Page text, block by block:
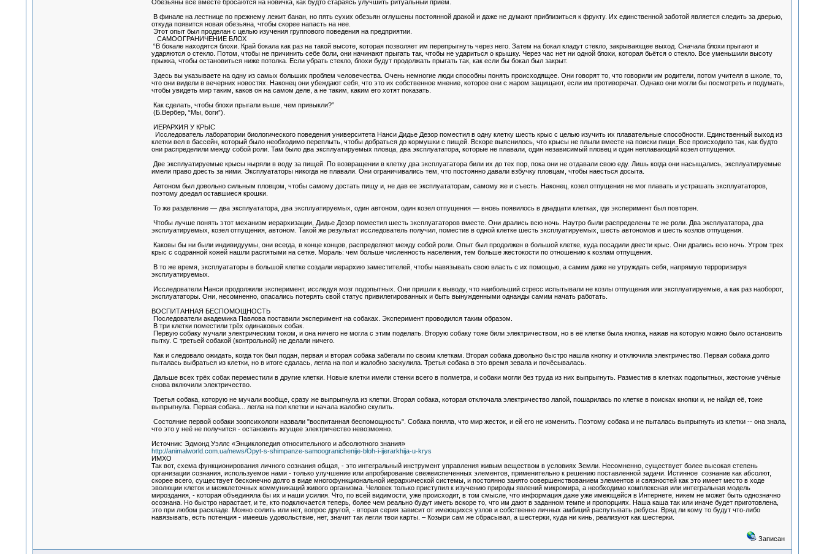
Обезьяны все вместе бросаются на новичка, как будто стараясь улучшить ритуальный прием.
В финале на лестнице по прежнему лежит банан, но пять сухих обезьян оглушены постоянной дракой и даже не думают приблизиться к фрукту. Их единственной заботой является следить за дверью,
откуда появится новая обезьяна, чтобы скорее напасть на нее.
Этот опыт был проделан с целью изучения группового поведения на предприятии.
САМООГРАНИЧЕНИЕ БЛОХ
“В бокале находятся блохи. Край бокала как раз на такой высоте, которая позволяет им перепрыгнуть через него. Затем на бокал кладут стекло, закрывающее выход. Сначала блохи прыгают и
ударяются о стекло. Потом, чтобы не причинить себе боли, они начинают прыгать так, чтобы не удариться о крышку. Через час нет ни одной блохи, которая бьётся о стекло. Все уменьшили высоту
прыжка, чтобы остановиться ниже потолка. Если убрать стекло, блохи будут продолжать прыгать так, как если бы бокал был закрыт.
Здесь вы указываете на одну из самых больших проблем человечества. Очень немногие люди способны понять происходящее. Они говорят то, что говорили им родители, потом учителя в школе, то,
что они видели в вечерних новостях. Наконец они убеждают себя, что это их собственное мнение, которое они с жаром защищают, если им противоречат. Однако они могли бы посмотреть и подумать,
чтобы увидеть мир таким, каков он на самом деле, а не таким, каким его хотят показать.
Как сделать, чтобы блохи прыгали выше, чем привыкли?”
(Б.Вербер, “Мы, боги”).
ИЕРАРХИЯ У КРЫС
Исследователь лаборатории биологического поведения университета Нанси Дидье Дезор поместил в одну клетку шесть крыс с целью изучить их плавательные способности. Единственный выход из
клетки вел в бассейн, который было необходимо переплыть, чтобы добраться до кормушки с пищей. Вскоре выяснилось, что крысы не плыли вместе на поиски пищи. Все происходило так, как будто
они распределили между собой роли. Там было два эксплуатируемых пловца, два эксплуататора, которые не плавали, один независимый пловец и один неплавающий козел отпущения.
Две эксплуатируемые крысы ныряли в воду за пищей. По возвращении в клетку два эксплуататора били их до тех пор, пока они не отдавали свою еду. Лишь когда они насыщались, эксплуатируемые
имели право доесть за ними. Эксплуататоры никогда не плавали. Они ограничивались тем, что постоянно давали взбучку пловцам, чтобы наесться досыта.
Автоном был довольно сильным пловцом, чтобы самому достать пищу и, не дав ее эксплуататорам, самому же и съесть. Наконец, козел отпущения не мог плавать и устрашать эксплуататоров,
поэтому доедал оставшиеся крошки.
То же разделение — два эксплуататора, два эксплуатируемых, один автоном, один козел отпущения — вновь появилось в двадцати клетках, где эксперимент был повторен.
Чтобы лучше понять этот механизм иерархизации, Дидье Дезор поместил шесть эксплуататоров вместе. Они дрались всю ночь. Наутро были распределены те же роли. Два эксплуататора, два
эксплуатируемых, козел отпущения, автоном. Такой же результат исследователь получил, поместив в одной клетке шесть эксплуатируемых, шесть автономов и шесть козлов отпущения.
Каковы бы ни были индивидуумы, они всегда, в конце концов, распределяют между собой роли. Опыт был продолжен в большой клетке, куда посадили двести крыс. Они дрались всю ночь. Утром трех
крыс с содранной кожей нашли распятыми на сетке. Мораль: чем больше численность населения, тем больше жестокости по отношению к козлам отпущения.
В то же время, эксплуататоры в большой клетке создали иерархию заместителей, чтобы навязывать свою власть с их помощью, а самим даже не утруждать себя, напрямую терроризируя
эксплуатируемых.
Исследователи Нанси продолжили эксперимент, исследуя мозг подопытных. Они пришли к выводу, что наибольший стресс испытывали не козлы отпущения или эксплуатируемые, а как раз наоборот,
эксплуататоры. Они, несомненно, опасались потерять свой статус привилегированных и быть вынужденными однажды самим начать работать.
ВОСПИТАННАЯ БЕСПОМОЩНОСТЬ
Последователи академика Павлова поставили эксперимент на собаках. Эксперимент проводился таким образом.
В три клетки поместили трёх одинаковых собак.
Первую собаку мучали электрическим током, и она ничего не могла с этим поделать. Вторую собаку тоже били электричеством, но в её клетке была кнопка, нажав на которую можно было остановить
пытку. С третьей собакой (контрольной) не делали ничего.
Как и следовало ожидать, когда ток был подан, первая и вторая собака забегали по своим клеткам. Вторая собака довольно быстро нашла кнопку и отключила электричество. Первая собака долго
пыталась выбраться из клетки, но в итоге сдалась, легла на пол и жалобно заскулила. Третья собака в это время зевала и почёсывалась.
Дальше всех трёх собак переместили в другие клетки. Новые клетки имели стенки всего в полметра, и собаки могли без труда из них выпрыгнуть. Разместив в клетках подопытных, жестокие учёные
снова включили электричество.
Третья собака, которую не мучали вообще, сразу же выпрыгнула из клетки. Вторая собака, которая отключала электричество лапой, пошарилась по клетке в поисках кнопки и, не найдя её, тоже
выпрыгнула. Первая собака... легла на пол клетки и начала жалобно скулить.
Состояние первой собаки зоопсихологи назвали "воспитанная беспомощность". Собака поняла, что мир жесток, и ей его не изменить. Поэтому собака и не пыталась выпрыгнуть из клетки -- она знала,
что это у неё не получится - остановить жгущее электричество невозможно.
Источник: Эдмонд Уэллс «Энциклопедия относительного и абсолютного знания»
http://animalworld.com.ua/news/Opyt-s-shimpanze-samoogranichenije-bloh-i-ijerarkhija-u-krys
ИМХО
Так вот, схема функционирования личного сознания общая, - это интегральный инструмент управления живым веществом в условиях Земли. Несомненно, существует более высокая степень
организации сознания, используемое нами - только улучшение или апробирование свежеиспеченных элементов, применительно к решению поставленной задачи. Истинное сознание как абсолют,
скорее всего, существует бесконечно долго в виде многофункциональной иерархической системы, и постоянно занято совершенствованием элементов и связностей как это имеет место в ходе
эволюции клеток и межклеточных коммуникаций живого организма. Человек только приступил к изучению природы явлений микромира, а необходимо комплексная или интегральная модель
мироздания, - которая объединяла бы их и наши усилия. Что, по всей видимости, уже происходит, в том смысле, что информация даже уже имеющейся в Интернете, никем не может быть однозначно
осознана. Но быстро нарастает, и те, кто подключается теперь, более чем реально будут иметь вскоре то, что им дают в заданном темпе и пропорциях. Наша каша так или иначе будет приготовлена,
это при любом раскладе. Можно солить или нет, вопрос другой, - вторая серия зависит от имеющихся узлов и собственно личных амбиций распутывать ребусы. Вряд ли кому то будут что-либо
навязывать, есть потенция - имеешь удовольствие, нет, значит так легли твои карты. – Козыри сам же сбрасывал, а шестерки, куда ни кинь, реализуют как шестерки.
Записан